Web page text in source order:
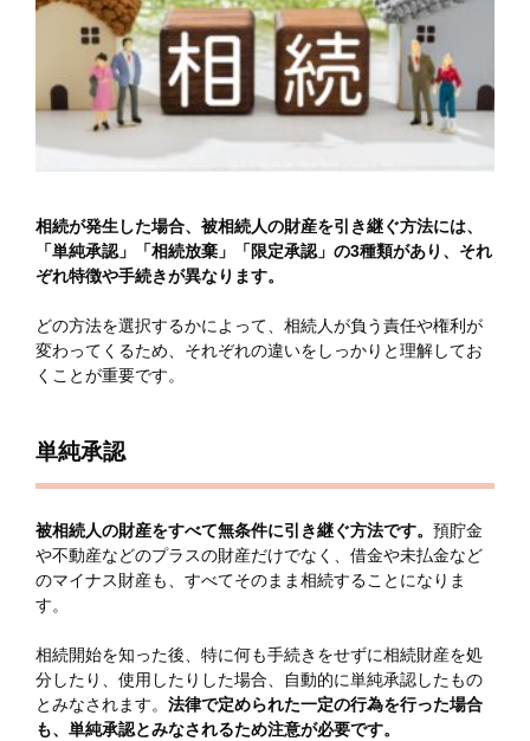
相続が発生した場合、被相続人の財産を引き継ぐ方法には、
「単純承認」「相続放棄」「限定承認」の3種類があり、それ
ぞれ特徴や手続きが異なります。
どの方法を選択するかによって、相続人が負う責任や権利が
変わってくるため、それぞれの違いをしっかりと理解してお
くことが重要です。
単純承認
被相続人の財産をすべて無条件に引き継ぐ方法です。 預貯金
や不動産などのプラスの財産だけでなく、借金や未払金など
のマイナス財産も、すべてそのまま相続することになりま
す。
相続開始を知った後、特に何も手続きをせずに相続財産を処
分したり、使用したりした場合、自動的に単純承認したもの
とみなされます。 法律で定められた一定の行為を行った場合
も、単純承認とみなされるため注意が必要です。